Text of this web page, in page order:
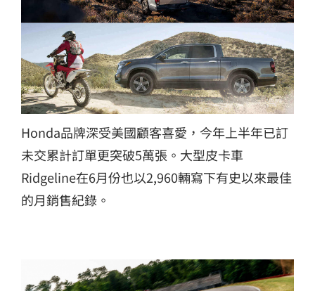
Honda品牌深受美國顧客喜愛，今年上半年已訂
未交累計訂單更突破5萬張。 大型皮卡車
Ridgeline在6月份也以2,960輛寫下有史以來最佳
的月銷售紀錄。